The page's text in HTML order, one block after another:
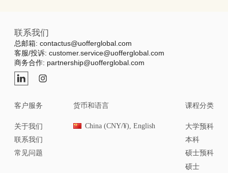
联系我们
总邮箱: contactus@uofferglobal.com
客服/投诉: customer.service@uofferglobal.com
商务合作: partnership@uofferglobal.com
客户服务
关于我们
联系我们
常见问题
货币和语言
China (CNY/¥), English
课程分类
大学预科
本科
硕士预科
硕士